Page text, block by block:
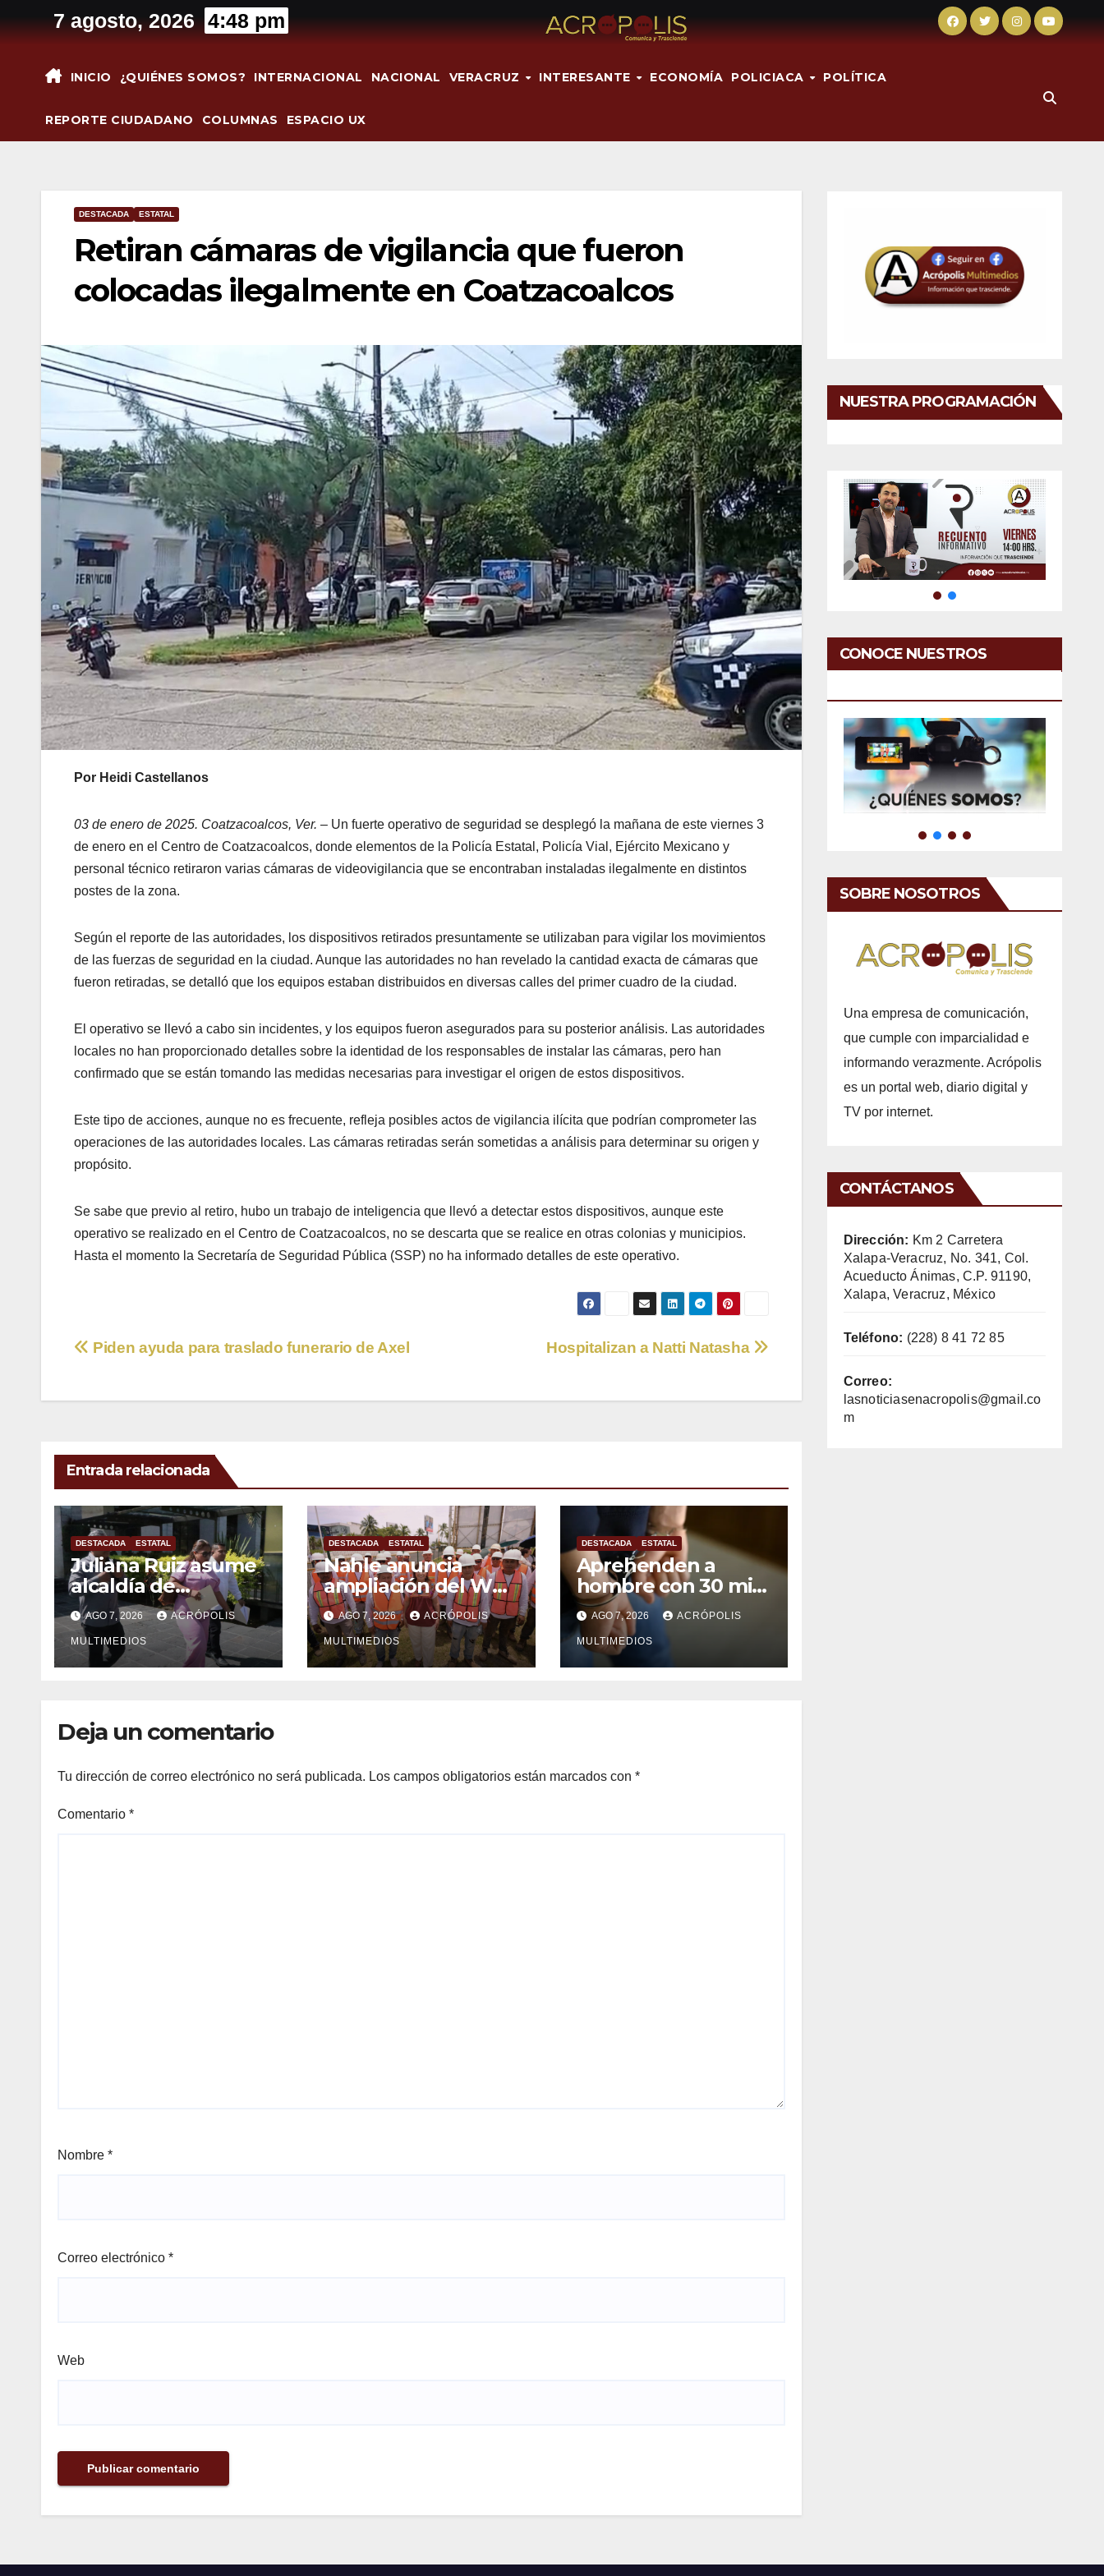
al
7 agosto, 2026 4:48 pm
INICIO ¿QUIÉNES SOMOS? INTERNACIONAL NACIONAL VERACRUZ INTERESANTE ECONOMÍA POLICIACA POLÍTICA
REPORTE CIUDADANO COLUMNAS ESPACIO UX
DESTACADA ESTATAL
Retiran cámaras de vigilancia que fueron
colocadas ilegalmente en Coatzacoalcos
Por Heidi Castellanos
03 de enero de 2025. Coatzacoalcos, Ver. – Un fuerte operativo de seguridad se desplegó la mañana de este viernes 3
de enero en el Centro de Coatzacoalcos, donde elementos de la Policía Estatal, Policía Vial, Ejército Mexicano y
personal técnico retiraron varias cámaras de videovigilancia que se encontraban instaladas ilegalmente en distintos
postes de la zona.
Según el reporte de las autoridades, los dispositivos retirados presuntamente se utilizaban para vigilar los movimientos
de las fuerzas de seguridad en la ciudad. Aunque las autoridades no han revelado la cantidad exacta de cámaras que
fueron retiradas, se detalló que los equipos estaban distribuidos en diversas calles del primer cuadro de la ciudad.
El operativo se llevó a cabo sin incidentes, y los equipos fueron asegurados para su posterior análisis. Las autoridades
locales no han proporcionado detalles sobre la identidad de los responsables de instalar las cámaras, pero han
confirmado que se están tomando las medidas necesarias para investigar el origen de estos dispositivos.
Este tipo de acciones, aunque no es frecuente, refleja posibles actos de vigilancia ilícita que podrían comprometer las
operaciones de las autoridades locales. Las cámaras retiradas serán sometidas a análisis para determinar su origen y
propósito.
Se sabe que previo al retiro, hubo un trabajo de inteligencia que llevó a detectar estos dispositivos, aunque este
operativo se realizado en el Centro de Coatzacoalcos, no se descarta que se realice en otras colonias y municipios.
Hasta el momento la Secretaría de Seguridad Pública (SSP) no ha informado detalles de este operativo.
Navegación
Hospitalizan a Natti Natasha
Piden ayuda para traslado funerario de Axel
Entrada relacionada
DESTACADA ESTATAL
Juliana Ruiz asume
alcaldía de
Ixhuatlán del
Sureste
AGO 7, 2026 ACRÓPOLIS
MULTIMEDIOS
DESTACADA ESTATAL
Nahle anuncia
ampliación del WTC
Veracruz y busca
solución para
ingenio en crisis
AGO 7, 2026 ACRÓPOLIS
MULTIMEDIOS
DESTACADA ESTATAL
Aprehenden a
hombre con 30 mil
litros de
hidrocarburo
AGO 7, 2026 ACRÓPOLIS
MULTIMEDIOS
Deja un comentario
Tu dirección de correo electrónico no será publicada. Los campos obligatorios están marcados con *
Comentario *
Nombre *
Correo electrónico *
Web
NUESTRA PROGRAMACIÓN
CONOCE NUESTROS
SOBRE NOSOTROS
Una empresa de comunicación,
que cumple con imparcialidad e
informando verazmente. Acrópolis
es un portal web, diario digital y
TV por internet.
CONTÁCTANOS
Dirección: Km 2 Carretera
Xalapa-Veracruz, No. 341, Col.
Acueducto Ánimas, C.P. 91190,
Xalapa, Veracruz, México
Teléfono: (228) 8 41 72 85
Correo:
lasnoticiasenacropolis@gmail.co
m